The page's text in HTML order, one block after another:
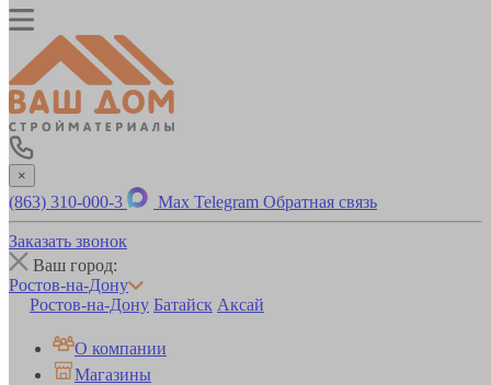
×
(863) 310-000-3 Max Telegram Обратная связь
Заказать звонок
Ваш город:
Ростов-на-Дону
Ростов-на-Дону Батайск Аксай
О компании
Магазины